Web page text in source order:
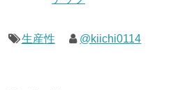
生産性 @kiichi0114